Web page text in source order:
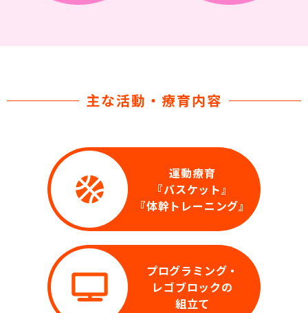
主な活動・療育内容
運動療育
『バスケット』
『体幹トレーニング』
プログラミング・
レゴブロックの
組立て